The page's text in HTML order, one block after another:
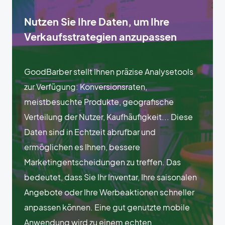
Nutzen Sie Ihre Daten, um Ihre
Verkaufsstrategien anzupassen
GoodBarber stellt Ihnen präzise Analysetools
zur Verfügung: Konversionsraten,
meistbesuchte Produkte, geografische
Verteilung der Nutzer, Kaufhäufigkeit... Diese
Daten sind in Echtzeit abrufbar und
ermöglichen es Ihnen, bessere
Marketingentscheidungen zu treffen. Das
bedeutet, dass Sie Ihr Inventar, Ihre saisonalen
Angebote oder Ihre Werbeaktionen schneller
anpassen können. Eine gut genutzte mobile
Anwendung wird zu einem echten